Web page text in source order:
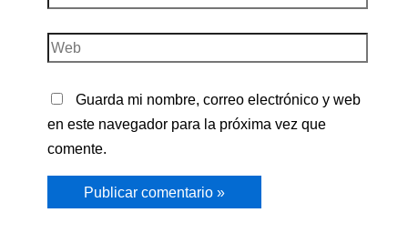
electrónico*
Web
Guarda mi nombre, correo electrónico y web
en este navegador para la próxima vez que
comente.